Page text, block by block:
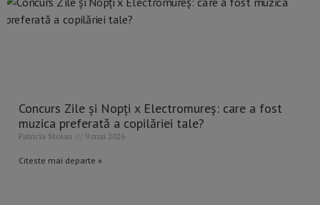
Concurs Zile și Nopți x Electromureș: care a fost
muzica preferată a copilăriei tale?
Patricia Stoian 9 mai 2026
Citeste mai departe »